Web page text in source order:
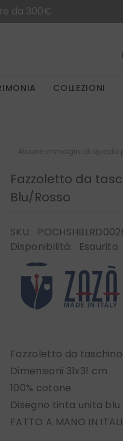
da 300€
COLLEZIONI
Alcune immagini di questo
Fazzoletto da
Blu/Rosso
SKU:
Disponibilità:
Esaurito
Fazzoletto da taschino
Dimensioni 31x31 cm
100% cotone
Disegno tinta unita
FATTO A MANO IN